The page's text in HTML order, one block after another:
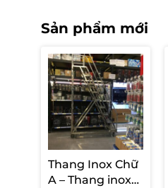
Sản phẩm mới
Thang Inox Chữ
A – Thang inox